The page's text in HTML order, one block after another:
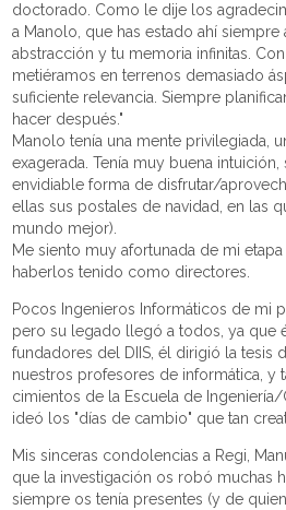
doctorado. Como le dije los
a Manolo, que has estado ahí
abstracción y tu memoria infinitas.
metiéramos en terrenos demasiado
suficiente relevancia. Siempre
hacer después."
Manolo tenía una mente privilegiada,
exagerada. Tenía muy buena
envidiable forma de disfrutar/
ellas sus postales de navidad, en las
mundo mejor).
Me siento muy afortunada de mi
haberlos tenido como directores.
Pocos Ingenieros Informáticos de mi
pero su legado llegó a todos, ya que
fundadores del DIIS, él dirigió la tesis
nuestros profesores de informática, y
cimientos de la Escuela de
ideó los "días de cambio" que tan
Mis sinceras condolencias a Regi,
que la investigación os robó muchas
siempre os tenía presentes (y de